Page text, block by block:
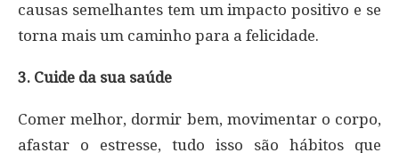
causas semelhantes tem um impacto positivo e se
torna mais um caminho para a felicidade.
3. Cuide da sua saúde
Comer melhor, dormir bem, movimentar o corpo,
afastar o estresse, tudo isso são hábitos que